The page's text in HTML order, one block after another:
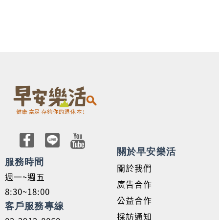
服務時間
週一~週五
8:30~18:00
客戶服務專線
關於早安樂活
關於我們
廣告合作
公益合作
採訪通知